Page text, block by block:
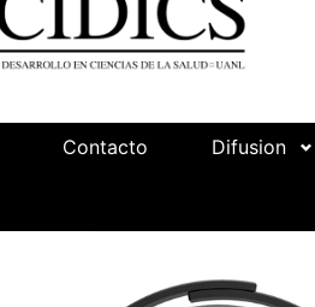
Contacto Difusion